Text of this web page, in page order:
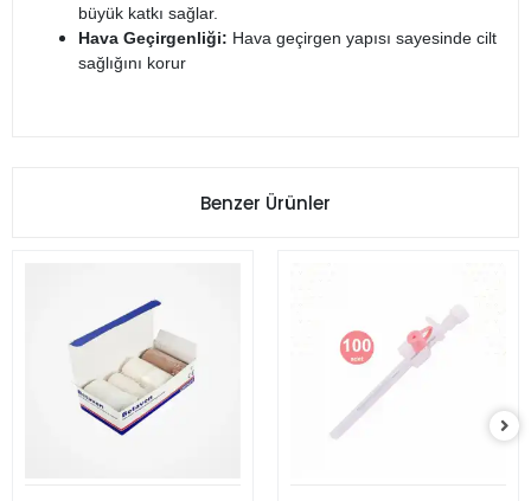
büyük katkı sağlar.
Hava Geçirgenliği: Hava geçirgen yapısı sayesinde cilt
sağlığını korur
Benzer Ürünler